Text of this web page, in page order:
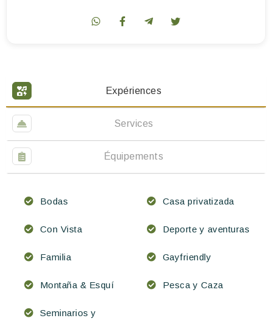
Expériences
Services
Équipements
Bodas Casa privatizada
Con Vista Deporte y aventuras
Familia Gayfriendly
Montaña & Esquí Pesca y Caza
Seminarios y